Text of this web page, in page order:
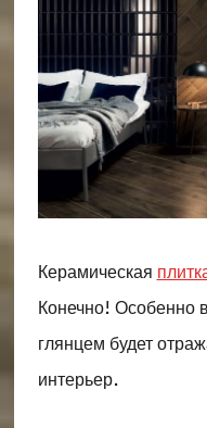
Керамическая
Конечно! Особенно
глянцем будет
интерьер.